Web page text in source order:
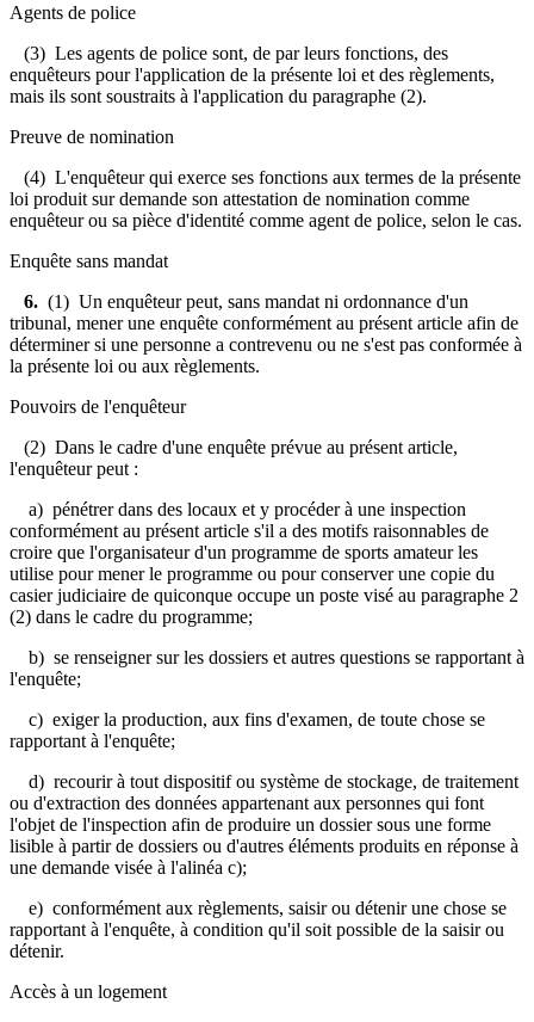
Agents de police
(3) Les agents de police sont, de par leurs fonctions, des
enquêteurs pour l'application de la présente loi et des règlements,
mais ils sont soustraits à l'application du paragraphe (2).
Preuve de nomination
(4) L'enquêteur qui exerce ses fonctions aux termes de la présente
loi produit sur demande son attestation de nomination comme
enquêteur ou sa pièce d'identité comme agent de police, selon le cas.
Enquête sans mandat
6. (1) Un enquêteur peut, sans mandat ni ordonnance d'un
tribunal, mener une enquête conformément au présent article afin de
déterminer si une personne a contrevenu ou ne s'est pas conformée à
la présente loi ou aux règlements.
Pouvoirs de l'enquêteur
(2) Dans le cadre d'une enquête prévue au présent article,
l'enquêteur peut :
a) pénétrer dans des locaux et y procéder à une inspection
conformément au présent article s'il a des motifs raisonnables de
croire que l'organisateur d'un programme de sports amateur les
utilise pour mener le programme ou pour conserver une copie du
casier judiciaire de quiconque occupe un poste visé au paragraphe 2
(2) dans le cadre du programme;
b) se renseigner sur les dossiers et autres questions se rapportant à
l'enquête;
c) exiger la production, aux fins d'examen, de toute chose se
rapportant à l'enquête;
d) recourir à tout dispositif ou système de stockage, de traitement
ou d'extraction des données appartenant aux personnes qui font
l'objet de l'inspection afin de produire un dossier sous une forme
lisible à partir de dossiers ou d'autres éléments produits en réponse à
une demande visée à l'alinéa c);
e) conformément aux règlements, saisir ou détenir une chose se
rapportant à l'enquête, à condition qu'il soit possible de la saisir ou
détenir.
Accès à un logement